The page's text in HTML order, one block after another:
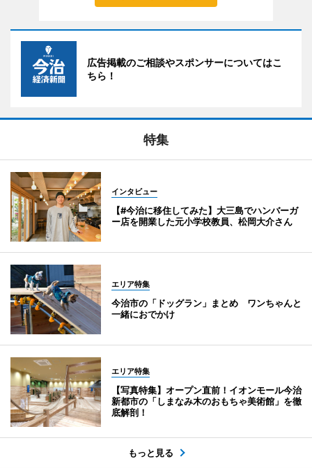
広告掲載のご相談やスポンサーについてはこ
ちら！
特集
インタビュー
【#今治に移住してみた】大三島でハンバーガ
ー店を開業した元小学校教員、松岡大介さん
エリア特集
今治市の「ドッグラン」まとめ ワンちゃんと
一緒におでかけ
エリア特集
【写真特集】オープン直前！イオンモール今治
新都市の「しまなみ木のおもちゃ美術館」を徹
底解剖！
もっと見る